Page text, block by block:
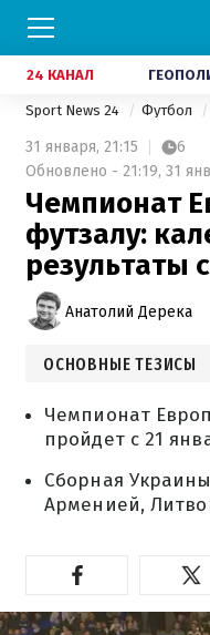
24 КАНАЛ
Sport News 24 Футбол
31 января, 21:15
6
Обновлено - 21:19, 31
Чемпионат
футзалу:
результаты
Анатолий Дерека
ОСНОВНЫЕ ТЕЗИСЫ
Чемпионат
пройдет с 21
Сборная
Арменией,